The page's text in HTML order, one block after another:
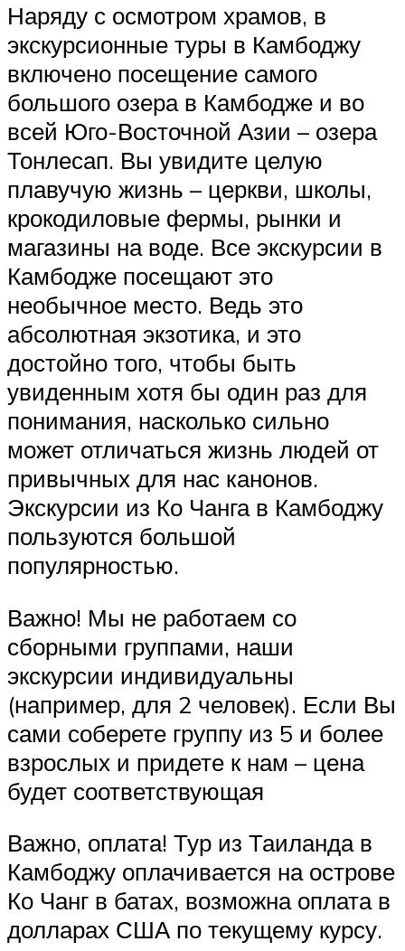
Наряду с осмотром храмов, в
экскурсионные туры в Камбоджу
включено посещение самого
большого озера в Камбодже и во
всей Юго-Восточной Азии – озера
Тонлесап. Вы увидите целую
плавучую жизнь – церкви, школы,
крокодиловые фермы, рынки и
магазины на воде. Все экскурсии в
Камбодже посещают это
необычное место. Ведь это
абсолютная экзотика, и это
достойно того, чтобы быть
увиденным хотя бы один раз для
понимания, насколько сильно
может отличаться жизнь людей от
привычных для нас канонов.
Экскурсии из Ко Чанга в Камбоджу
пользуются большой
популярностью.
Важно! Мы не работаем со
сборными группами, наши
экскурсии индивидуальны
(например, для 2 человек). Если Вы
сами соберете группу из 5 и более
взрослых и придете к нам – цена
будет соответствующая
Важно, оплата! Тур из Таиланда в
Камбоджу оплачивается на острове
Ко Чанг в батах, возможна оплата в
долларах США по текущему курсу.